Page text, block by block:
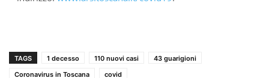
TAGS 1 decesso 110 nuovi casi
43 guarigioni
Coronavirus in Toscana
covid